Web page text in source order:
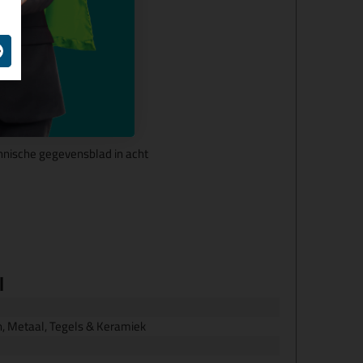
gegevensblad in acht
Metaal, Tegels & Keramiek